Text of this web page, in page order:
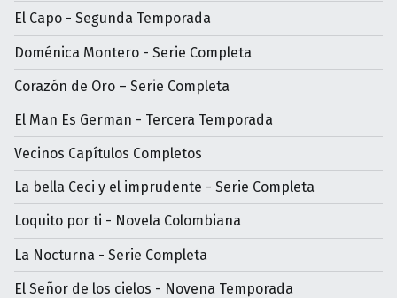
El Capo - Segunda Temporada
Doménica Montero - Serie Completa
Corazón de Oro – Serie Completa
El Man Es German - Tercera Temporada
Vecinos Capítulos Completos
La bella Ceci y el imprudente - Serie Completa
Loquito por ti - Novela Colombiana
La Nocturna - Serie Completa
El Señor de los cielos - Novena Temporada